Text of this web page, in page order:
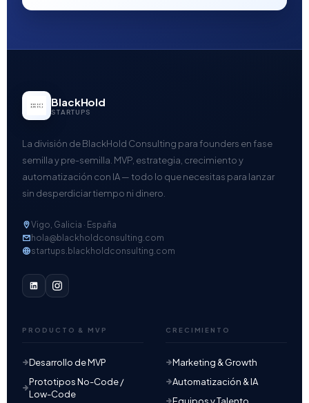
BlackHold
STARTUPS
La división de BlackHold Consulting para founders en fase
semilla y pre-semilla. MVP, estrategia, crecimiento y
automatización con IA — todo lo que necesitas para lanzar
sin desperdiciar tiempo ni dinero.
Vigo, Galicia · España
hola@blackholdconsulting.com
startups.blackholdconsulting.com
PRODUCTO & MVP
Desarrollo de MVP
Prototipos No-Code /
Low-Code
CRECIMIENTO
Marketing & Growth
Automatización & IA